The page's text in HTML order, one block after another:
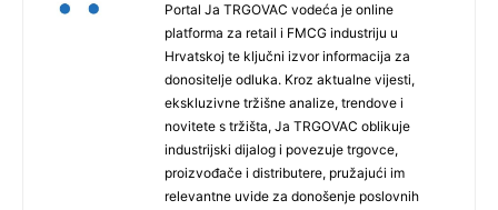
Portal Ja TRGOVAC vodeća je online
platforma za retail i FMCG industriju u
Hrvatskoj te ključni izvor informacija za
donositelje odluka. Kroz aktualne vijesti,
ekskluzivne tržišne analize, trendove i
novitete s tržišta, Ja TRGOVAC oblikuje
industrijski dijalog i povezuje trgovce,
proizvođače i distributere, pružajući im
relevantne uvide za donošenje poslovnih